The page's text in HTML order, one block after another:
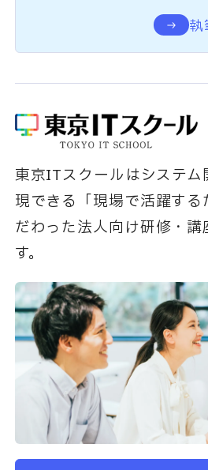
執
東京ITスクールはシステム
現できる「現場で活躍する
だわった法人向け研修・講
す。